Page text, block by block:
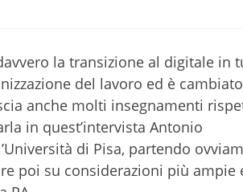
la transizione al digitale in
del lavoro ed è
anche molti insegnamenti
in quest’intervista Antonio
di Pisa, partendo
poi su considerazioni più ampie